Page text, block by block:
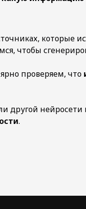
которые
чтобы
проверяем, что
другой
.